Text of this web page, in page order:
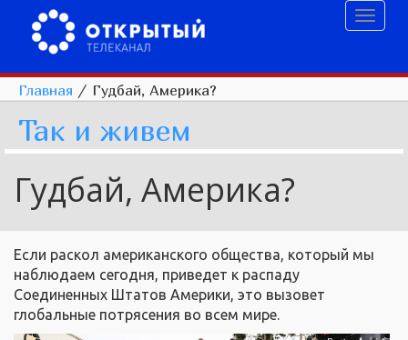
Главная / Гудбай, Америка?
Так и живем
Гудбай, Америка?
Если раскол американского общества, который мы
наблюдаем сегодня, приведет к распаду
Соединенных Штатов Америки, это вызовет
глобальные потрясения во всем мире.